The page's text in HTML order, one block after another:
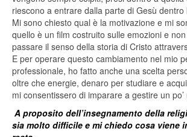
riescono a entrare dalla parte di Gesù dentro
Mi sono chiesto qual è la motivazione e mi
quello è un film costruito sulle emozioni e
passare il senso della storia di Cristo
E per operare questo cambiamento nel mio
professionale, ho fatto anche una scelta
oltre che energie, denaro per studiare e
mi consentissero di imparare a gestire un
A proposito dell’insegnamento della
sia molto difficile e mi chiedo cosa viene